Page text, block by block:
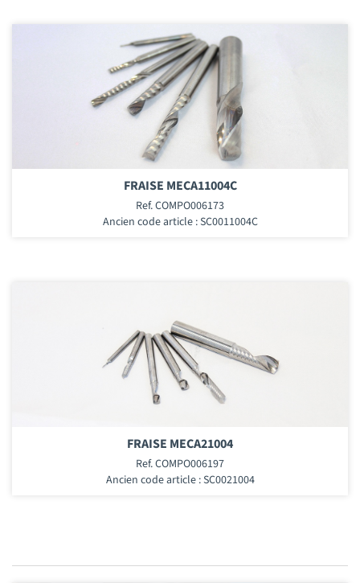
FRAISE MECA11004C
Ref. COMPO006173
Ancien code article : SC0011004C
FRAISE MECA21004
Ref. COMPO006197
Ancien code article : SC0021004